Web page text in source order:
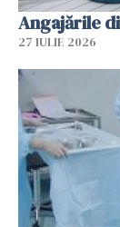
Angajările
27 IULIE 2026